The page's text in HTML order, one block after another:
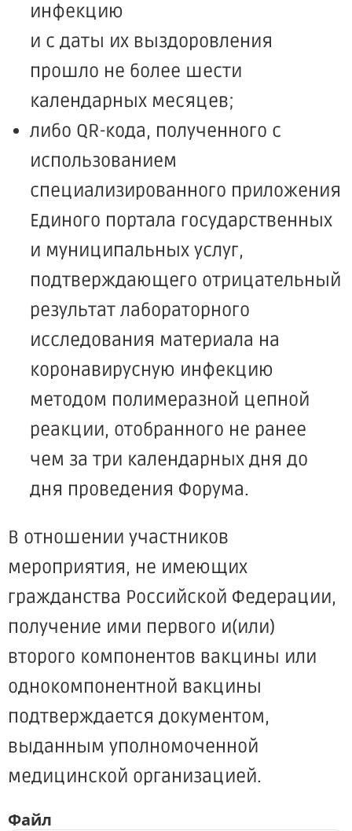
инфекцию
и с даты их выздоровления
прошло не более шести
календарных месяцев;
либо QR-кода, полученного с
использованием
специализированного приложения
Единого портала государственных
и муниципальных услуг,
подтверждающего отрицательный
результат лабораторного
исследования материала на
коронавирусную инфекцию
методом полимеразной цепной
реакции, отобранного не ранее
чем за три календарных дня до
дня проведения Форума.
В отношении участников
мероприятия, не имеющих
гражданства Российской Федерации,
получение ими первого и(или)
второго компонентов вакцины или
однокомпонентной вакцины
подтверждается документом,
выданным уполномоченной
медицинской организацией.
Файл